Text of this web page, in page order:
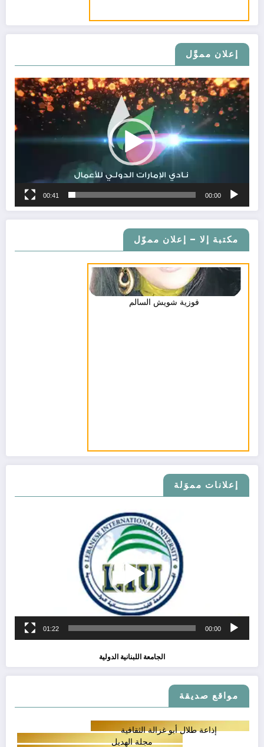
إعلان مموَّل
مشغل
الفيديو
00:00
00:41
مكتبة إلا – إعلان مموّل
فواغي بنت صقر القاسمي
فوزية شويش السالم
إعلانات مموَلة
00:00
01:22
الجامعة اللبنانية الدولية
مواقع صديقة
إذاعة طلال أبو غزالة الثقافية
مجلة الهديل